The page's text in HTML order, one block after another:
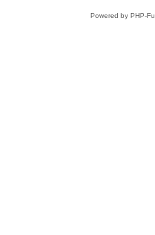
Powered by PHP-